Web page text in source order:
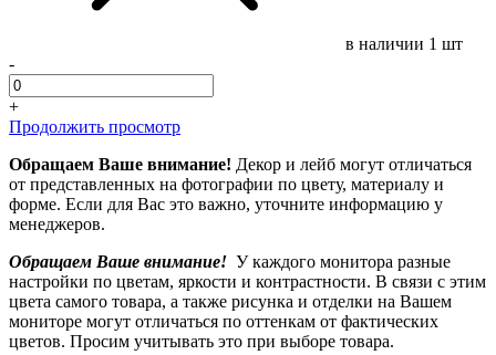
в наличии 1 шт
-
+
Продолжить просмотр
Обращаем Ваше внимание! Декор и лейб могут отличаться
от представленных на фотографии по цвету, материалу и
форме. Если для Вас это важно, уточните информацию у
менеджеров.
Обращаем Ваше внимание! У каждого монитора разные
настройки по цветам, яркости и контрастности. В связи с этим
цвета самого товара, а также рисунка и отделки на Вашем
мониторе могут отличаться по оттенкам от фактических
цветов. Просим учитывать это при выборе товара.